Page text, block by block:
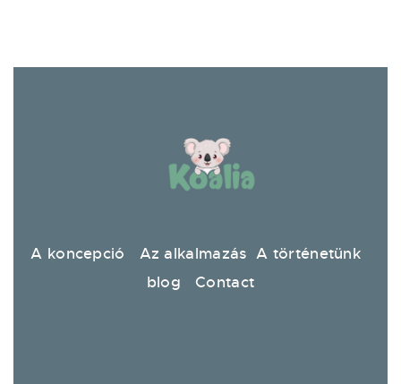
A koncepció Az alkalmazás A történetünk
blog
Contact